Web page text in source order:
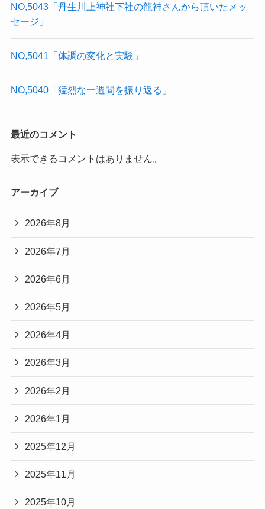
NO,5043「丹生川上神社下社の龍神さんから頂いたメッ
セージ」
NO,5041「体調の変化と実験」
NO,5040「猛烈な一週間を振り返る」
最近のコメント
表示できるコメントはありません。
アーカイブ
2026年8月
2026年7月
2026年6月
2026年5月
2026年4月
2026年3月
2026年2月
2026年1月
2025年12月
2025年11月
2025年10月